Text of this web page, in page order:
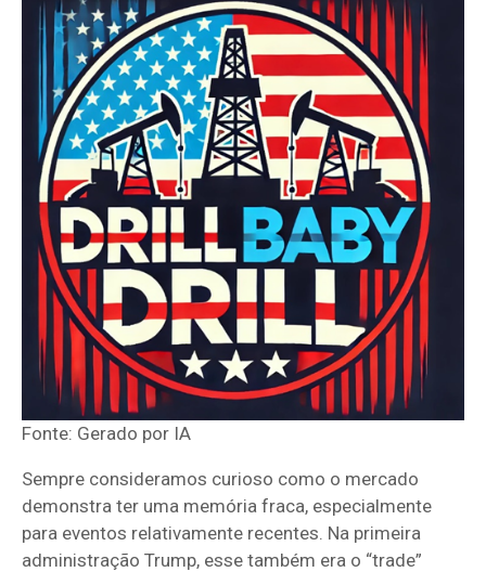
Fonte: Gerado por IA
Sempre consideramos curioso como o mercado
demonstra ter uma memória fraca, especialmente
para eventos relativamente recentes. Na primeira
administração Trump, esse também era o “trade”